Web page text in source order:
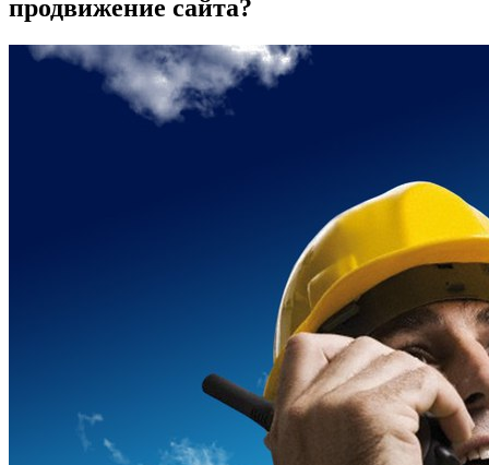
продвижение сайта?